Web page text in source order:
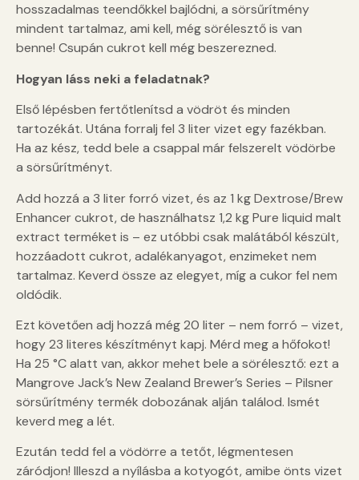
hosszadalmas teendőkkel bajlódni, a sörsűrítmény
mindent tartalmaz, ami kell, még sörélesztő is van
benne! Csupán cukrot kell még beszerezned.
Hogyan láss neki a feladatnak?
Első lépésben fertőtlenítsd a vödröt és minden
tartozékát. Utána forralj fel 3 liter vizet egy fazékban.
Ha az kész, tedd bele a csappal már felszerelt vödörbe
a sörsűrítményt.
Add hozzá a 3 liter forró vizet, és az 1 kg Dextrose/Brew
Enhancer cukrot, de használhatsz 1,2 kg Pure liquid malt
extract terméket is – ez utóbbi csak malátából készült,
hozzáadott cukrot, adalékanyagot, enzimeket nem
tartalmaz. Keverd össze az elegyet, míg a cukor fel nem
oldódik.
Ezt követően adj hozzá még 20 liter – nem forró – vizet,
hogy 23 literes készítményt kapj. Mérd meg a hőfokot!
Ha 25 °C alatt van, akkor mehet bele a sörélesztő: ezt a
Mangrove Jack’s New Zealand Brewer’s Series – Pilsner
sörsűrítmény termék dobozának alján találod. Ismét
keverd meg a lét.
Ezután tedd fel a vödörre a tetőt, légmentesen
záródjon! Illeszd a nyílásba a kotyogót, amibe önts vizet